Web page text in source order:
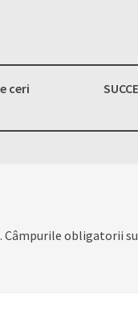
ceri
Câmpurile obligatorii